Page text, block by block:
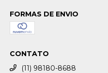
FORMAS DE ENVIO
CONTATO
(11) 98180-8688